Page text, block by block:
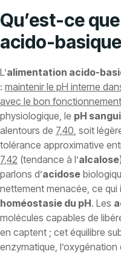
Qu’est-ce
acido-
L’alimentation acido-
: maintenir le pH interne
avec le bon
physiologique, le pH
alentours de 7,40 , soit
tolérance approximative
7,42 (tendance à l’alcalose
parlons d’acidose
nettement menacée, ce qui
homéostasie du pH. Les
molécules capables de
en captent ; cet équilibre
enzymatique,